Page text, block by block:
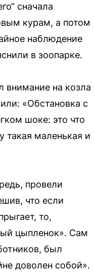
сначала
курам, а потом
наблюдение
в зоопарке.
внимание на козла
«Обстановка с
шоке: это что
такая маленькая и
провели
что если
то,
цыпленок». Сам
был
доволен собой».